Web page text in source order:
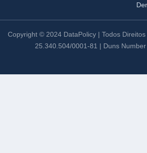
Copyright © 2024 DataPolicy | Todos
25.340.504/0001-81 | Duns